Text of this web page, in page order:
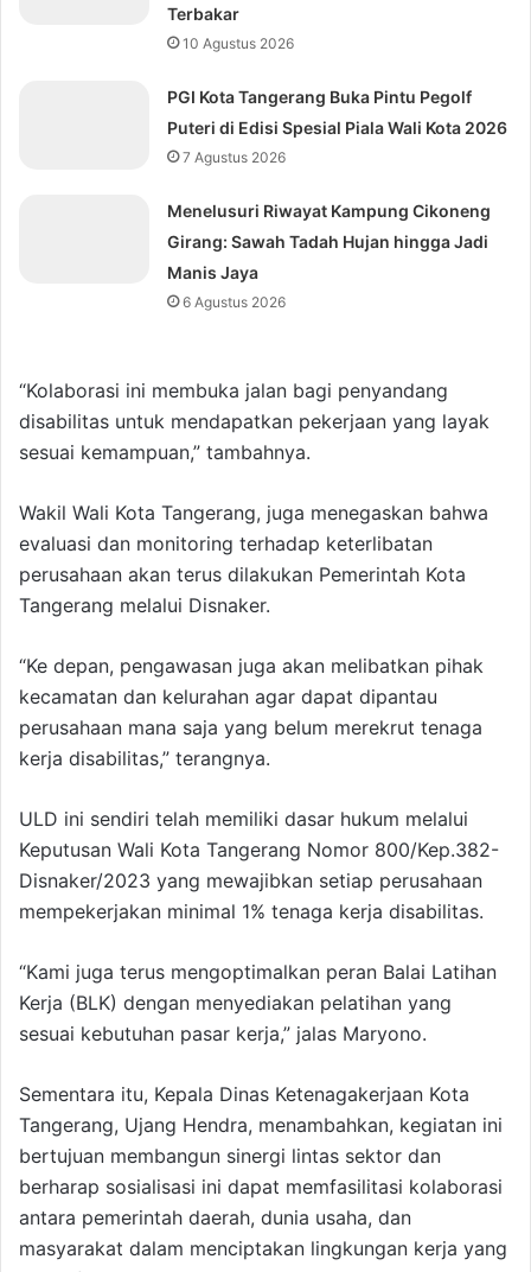
Terbakar
10 Agustus 2026
PGI Kota Tangerang Buka Pintu Pegolf
Puteri di Edisi Spesial Piala Wali Kota 2026
7 Agustus 2026
Menelusuri Riwayat Kampung Cikoneng
Girang: Sawah Tadah Hujan hingga Jadi
Manis Jaya
6 Agustus 2026
“Kolaborasi ini membuka jalan bagi penyandang
disabilitas untuk mendapatkan pekerjaan yang layak
sesuai kemampuan,” tambahnya.
Wakil Wali Kota Tangerang, juga menegaskan bahwa
evaluasi dan monitoring terhadap keterlibatan
perusahaan akan terus dilakukan Pemerintah Kota
Tangerang melalui Disnaker.
“Ke depan, pengawasan juga akan melibatkan pihak
kecamatan dan kelurahan agar dapat dipantau
perusahaan mana saja yang belum merekrut tenaga
kerja disabilitas,” terangnya.
ULD ini sendiri telah memiliki dasar hukum melalui
Keputusan Wali Kota Tangerang Nomor 800/Kep.382-
Disnaker/2023 yang mewajibkan setiap perusahaan
mempekerjakan minimal 1% tenaga kerja disabilitas.
“Kami juga terus mengoptimalkan peran Balai Latihan
Kerja (BLK) dengan menyediakan pelatihan yang
sesuai kebutuhan pasar kerja,” jalas Maryono.
Sementara itu, Kepala Dinas Ketenagakerjaan Kota
Tangerang, Ujang Hendra, menambahkan, kegiatan ini
bertujuan membangun sinergi lintas sektor dan
berharap sosialisasi ini dapat memfasilitasi kolaborasi
antara pemerintah daerah, dunia usaha, dan
masyarakat dalam menciptakan lingkungan kerja yang